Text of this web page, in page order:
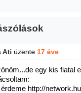
Ati üzente 17 éve
egy kis fiatal
http://